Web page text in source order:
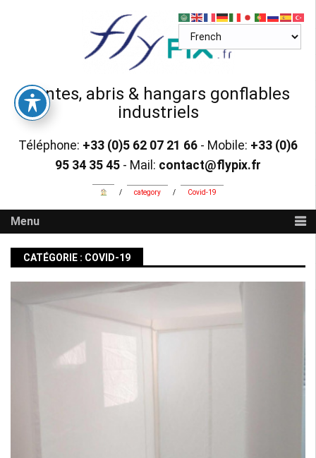
Tentes, abris & hangars gonflables
industriels
Téléphone: +33 (0)5 62 07 21 66 - Mobile: +33 (0)6
95 34 35 45 - Mail: contact@flypix.fr
/ category / Covid-19
Menu
CATÉGORIE : COVID-19